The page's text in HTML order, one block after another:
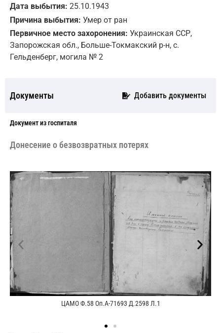
Дата выбытия: 25.10.1943
Причина выбытия: Умер от ран
Первичное место захоронения: Украинская ССР,
Запорожская обл., Больше-Токмакский р-н, с.
Гельденберг, могила № 2
Документы Добавить документы
Документ из госпиталя
Донесение о безвозвратных потерях
ЦАМО Ф.58 Оп.А-71693 Д.2598 Л.1